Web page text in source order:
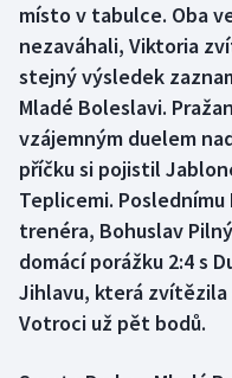
Curling
Dostihy
Florbal
Futsal
Golf
Gymnastika
místo v tabulce. Oba
nezaváhali, Viktoria
stejný výsledek
Mladé Boleslavi.
vzájemným duelem
příčku si pojistil
Teplicemi.
trenéra, Bohuslav
domácí porážku 2:4 s
Jihlavu, která zvítězila
Votroci už pět bodů.